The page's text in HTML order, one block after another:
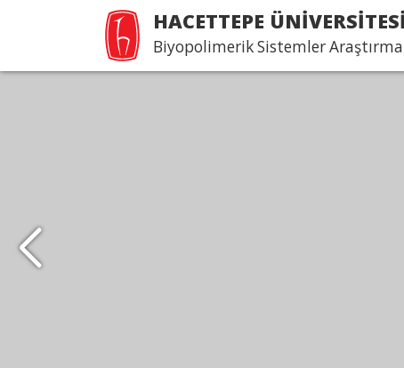
HACETTEPE ÜNİVERSİTESİ
Biyopolimerik Sistemler